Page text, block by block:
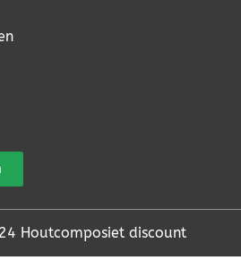
Houtcomposiet discount